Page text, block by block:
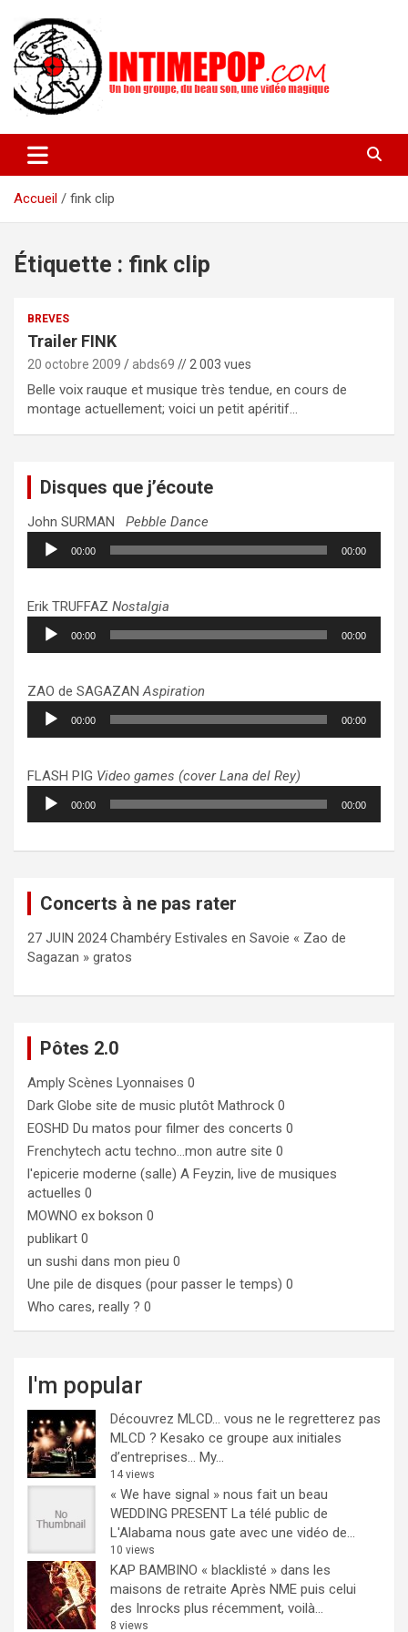
contenu
intimepop.com
actuelles pop rock, post-rock, indé sur Lyon. rock pop concert
lyon
Accueil
fink clip
Étiquette : fink clip
BREVES
Trailer FINK
20 octobre 2009 abds69 // 2 003 vues
Belle voix rauque et musique très tendue, en cours de
montage actuellement; voici un petit apéritif…
Disques que j’écoute
John SURMAN Pebble Dance
Lecteur
audio
00:00 00:00
Erik TRUFFAZ Nostalgia
Lecteur
audio
00:00 00:00
ZAO de SAGAZANAspiration
Lecteur
audio
00:00 00:00
FLASH PIG Video games (cover Lana del Rey)
Lecteur
audio
00:00 00:00
Concerts à ne pas rater
27 JUIN 2024 Chambéry Estivales en Savoie « Zao de
Sagazan » gratos
Pôtes 2.0
Amply Scènes Lyonnaises 0
Dark Globe site de music plutôt Mathrock 0
EOSHD Du matos pour filmer des concerts 0
Frenchytech actu techno…mon autre site 0
l'epicerie moderne (salle) A Feyzin, live de musiques
actuelles 0
MOWNO ex bokson 0
publikart 0
un sushi dans mon pieu 0
Une pile de disques (pour passer le temps) 0
Who cares, really ? 0
I'm popular
Découvrez MLCD… vous ne le regretterez pas
MLCD ? Kesako ce groupe aux initiales
d’entreprises… My...
14 views
« We have signal » nous fait un beau
WEDDING PRESENT La télé public de
L'Alabama nous gate avec une vidéo de...
10 views
KAP BAMBINO « blacklisté » dans les
maisons de retraite Après NME puis celui
des Inrocks plus récemment, voilà...
8 views